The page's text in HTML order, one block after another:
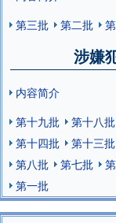
第三批
第二批
涉嫌
内容简介
第十九批
第十八批
第十四批
第十三批
第八批
第七批
第一批